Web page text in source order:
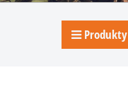
Produkty